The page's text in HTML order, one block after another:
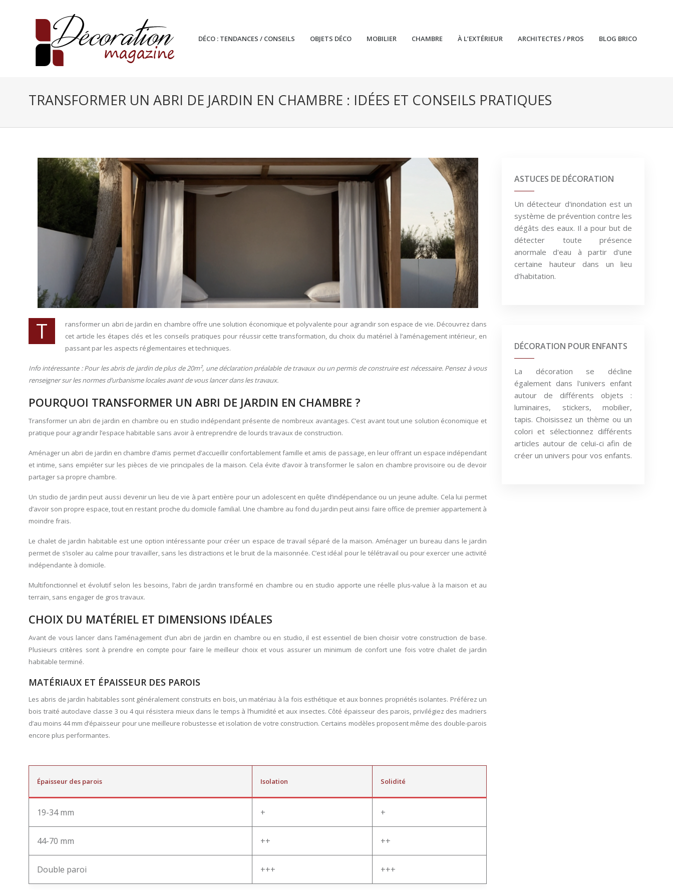
DÉCO : TENDANCES / CONSEILS OBJETS DÉCO MOBILIER CHAMBRE À L’EXTÉRIEUR ARCHITECTES / PROS BLOG BRICO
TRANSFORMER UN ABRI DE JARDIN EN CHAMBRE : IDÉES ET CONSEILS PRATIQUES
T
ransformer un abri de jardin en chambre offre une solution économique et polyvalente pour agrandir son espace de vie. Découvrez dans
cet article les étapes clés et les conseils pratiques pour réussir cette transformation, du choix du matériel à l’aménagement intérieur, en
passant par les aspects réglementaires et techniques.
Info intéressante : Pour les abris de jardin de plus de 20m², une déclaration préalable de travaux ou un permis de construire est nécessaire. Pensez à vous
renseigner sur les normes d’urbanisme locales avant de vous lancer dans les travaux.
POURQUOI TRANSFORMER UN ABRI DE JARDIN EN CHAMBRE ?
Transformer un abri de jardin en chambre ou en studio indépendant présente de nombreux avantages. C’est avant tout une solution économique et
pratique pour agrandir l’espace habitable sans avoir à entreprendre de lourds travaux de construction.
Aménager un abri de jardin en chambre d’amis permet d’accueillir confortablement famille et amis de passage, en leur offrant un espace indépendant
et intime, sans empiéter sur les pièces de vie principales de la maison. Cela évite d’avoir à transformer le salon en chambre provisoire ou de devoir
partager sa propre chambre.
Un studio de jardin peut aussi devenir un lieu de vie à part entière pour un adolescent en quête d’indépendance ou un jeune adulte. Cela lui permet
d’avoir son propre espace, tout en restant proche du domicile familial. Une chambre au fond du jardin peut ainsi faire office de premier appartement à
moindre frais.
Le chalet de jardin habitable est une option intéressante pour créer un espace de travail séparé de la maison. Aménager un bureau dans le jardin
permet de s’isoler au calme pour travailler, sans les distractions et le bruit de la maisonnée. C’est idéal pour le télétravail ou pour exercer une activité
indépendante à domicile.
Multifonctionnel et évolutif selon les besoins, l’abri de jardin transformé en chambre ou en studio apporte une réelle plus-value à la maison et au
terrain, sans engager de gros travaux.
CHOIX DU MATÉRIEL ET DIMENSIONS IDÉALES
Avant de vous lancer dans l’aménagement d’un abri de jardin en chambre ou en studio, il est essentiel de bien choisir votre construction de base.
Plusieurs critères sont à prendre en compte pour faire le meilleur choix et vous assurer un minimum de confort une fois votre chalet de jardin
habitable terminé.
MATÉRIAUX ET ÉPAISSEUR DES PAROIS
Les abris de jardin habitables sont généralement construits en bois, un matériau à la fois esthétique et aux bonnes propriétés isolantes. Préférez un
bois traité autoclave classe 3 ou 4 qui résistera mieux dans le temps à l’humidité et aux insectes. Côté épaisseur des parois, privilégiez des madriers
d’au moins 44 mm d’épaisseur pour une meilleure robustesse et isolation de votre construction. Certains modèles proposent même des double-parois
encore plus performantes.
Épaisseur des parois Isolation Solidité
19-34 mm + +
44-70 mm ++ ++
Double paroi +++ +++
ASTUCES DE DÉCORATION
Un détecteur d'inondation est un
système de prévention contre les
dégâts des eaux. Il a pour but de
détecter toute présence
anormale d'eau à partir d'une
certaine hauteur dans un lieu
d'habitation.
DÉCORATION POUR ENFANTS
La décoration se décline
également dans l'univers enfant
autour de différents objets :
luminaires, stickers, mobilier,
tapis. Choisissez un thème ou un
colori et sélectionnez différents
articles autour de celui-ci afin de
créer un univers pour vos enfants.